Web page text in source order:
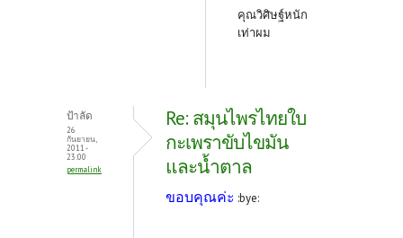
คุณวิศิษฐ์หนัก
เท่าผม
ป้าลัด
26
กันยายน,
2011 -
23:00
permalink
Re: สมุนไพรไทยใบ
กะเพราขับไขมัน
และน้ำตาล
ขอบคุณค่ะ :bye: